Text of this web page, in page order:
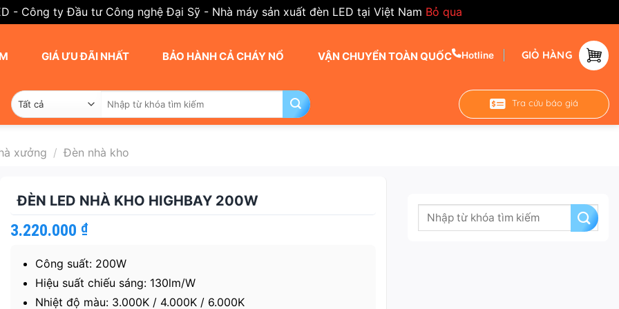
- Công ty Đầu tư Công nghệ Đại Sỹ - Nhà máy sản xuất đèn LED tại Việt Nam Bỏ qua
GIÁ ƯU ĐÃI NHẤT BẢO HÀNH CẢ CHÁY NỔ VẬN CHUYỂN TOÀN QUỐC Hotline GIỎ HÀNG
kiếm:
Tra cứu báo giá
xưởng / Đèn nhà kho
ĐÈN LED NHÀ KHO HIGHBAY 200W
3.220.000 ₫
Công suất: 200W
Hiệu suất chiếu sáng: 130lm/W
Nhiệt độ màu: 3.000K / 4.000K / 6.000K